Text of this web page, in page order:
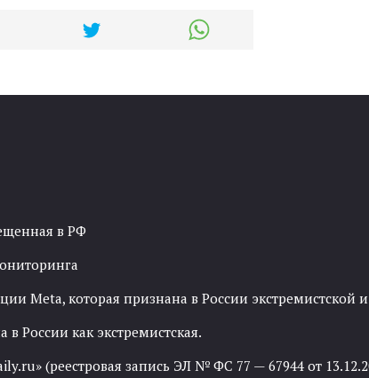
в РФ
Meta, которая признана в России экстремистской
России как экстремистская.
(реестровая запись ЭЛ № ФС 77 — 67944 от